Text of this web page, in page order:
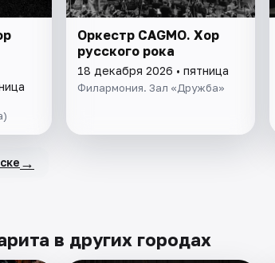
Оркестр CAGMO. Хор
русского рока
18 декабря 2026 • пятница
Филармония. Зал «Дружба»
→
в других городах